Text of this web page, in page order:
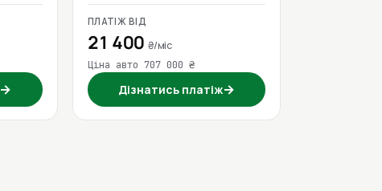
→
ПЛАТІЖ ВІД
21 400 ₴/міс
Ціна авто 707 000 ₴
Дізнатись платіж→